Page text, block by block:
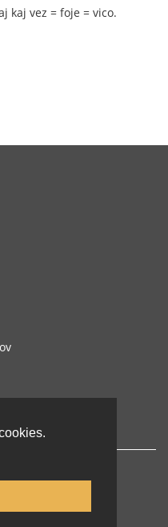
kaj vez = foje = vico.
|Impressum